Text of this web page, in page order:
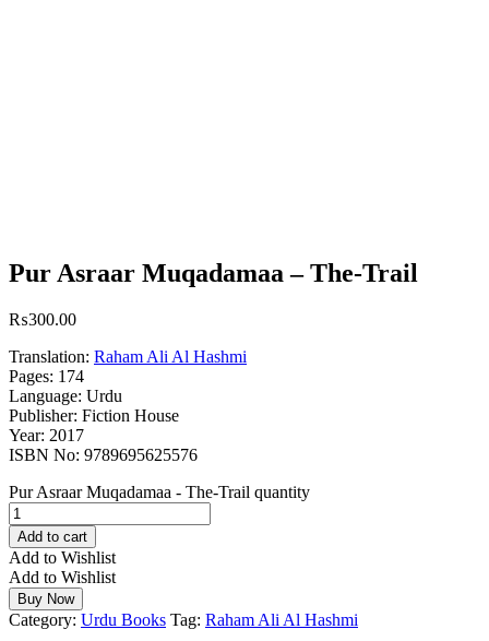
Pur Asraar Muqadamaa – The-Trail
₨300.00
Translation: Raham Ali Al Hashmi
Pages: 174
Language: Urdu
Publisher: Fiction House
Year: 2017
ISBN No: 9789695625576
Pur Asraar Muqadamaa - The-Trail quantity
Add to cart
Add to Wishlist
Add to Wishlist
Buy Now
Category: Urdu Books Tag: Raham Ali Al Hashmi